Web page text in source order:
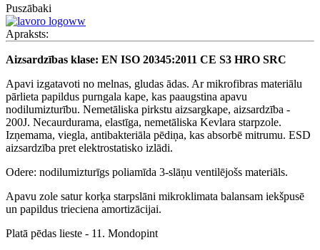
Puszābaki
Apraksts:
Aizsardzības klase: EN ISO 20345:2011 CE S3 HRO SRC
Apavi izgatavoti no melnas, gludas ādas. Ar mikrofibras materiālu
pārlieta papildus purngala kape, kas paaugstina apavu
nodilumizturību. Nemetāliska pirkstu aizsargkape, aizsardzība -
200J. Necaurdurama, elastīga, nemetāliska Kevlara starpzole.
Izņemama, viegla, antibakteriāla pēdiņa, kas absorbē mitrumu. ESD
aizsardzība pret elektrostatisko izlādi.
Odere: nodilumizturīgs poliamīda 3-slāņu ventilējošs materiāls.
Apavu zole satur korķa starpslāni mikroklimata balansam iekšpusē
un papildus trieciena amortizācijai.
Platā pēdas lieste - 11. Mondopint